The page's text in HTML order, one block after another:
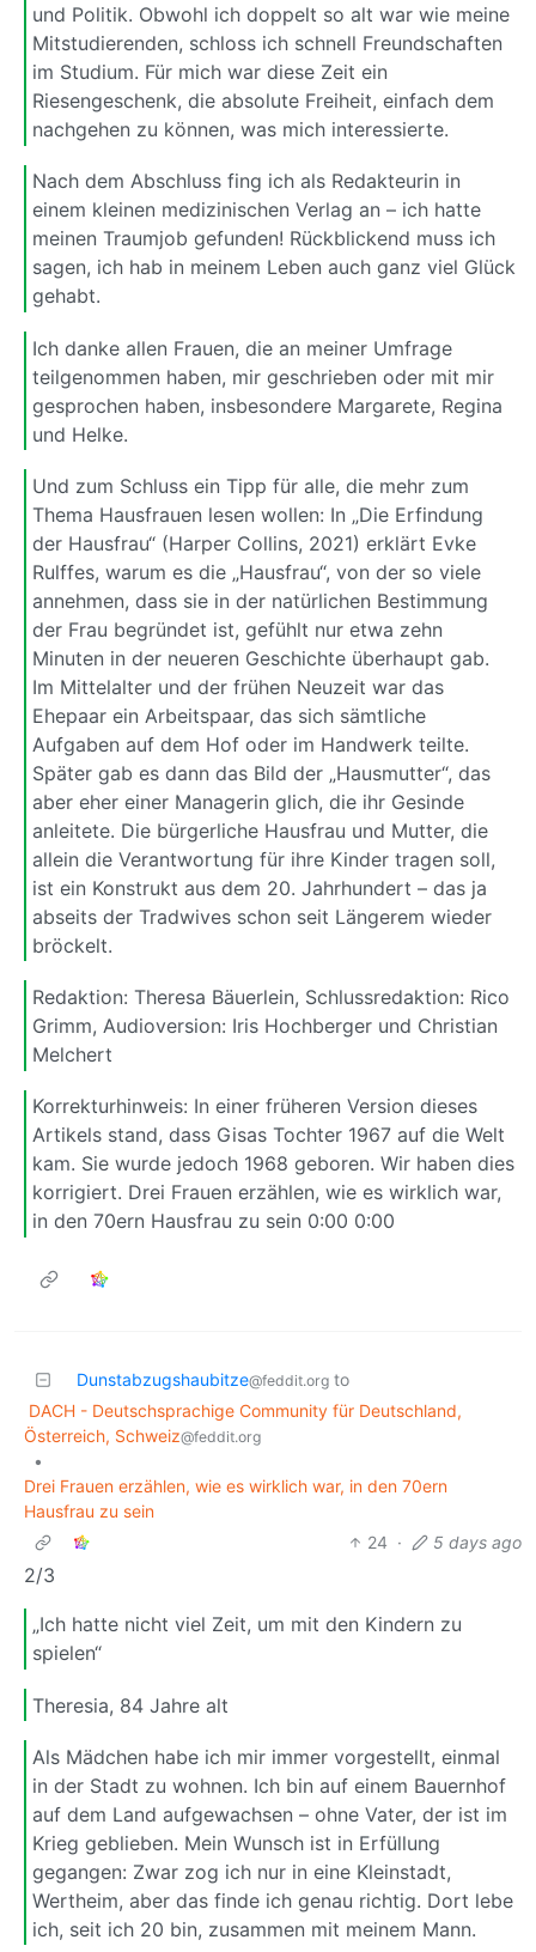
und Politik. Obwohl ich doppelt so alt war wie meine
Mitstudierenden, schloss ich schnell Freundschaften
im Studium. Für mich war diese Zeit ein
Riesengeschenk, die absolute Freiheit, einfach dem
nachgehen zu können, was mich interessierte.
Nach dem Abschluss fing ich als Redakteurin in
einem kleinen medizinischen Verlag an – ich hatte
meinen Traumjob gefunden! Rückblickend muss ich
sagen, ich hab in meinem Leben auch ganz viel Glück
gehabt.
Ich danke allen Frauen, die an meiner Umfrage
teilgenommen haben, mir geschrieben oder mit mir
gesprochen haben, insbesondere Margarete, Regina
und Helke.
Und zum Schluss ein Tipp für alle, die mehr zum
Thema Hausfrauen lesen wollen: In „Die Erfindung
der Hausfrau“ (Harper Collins, 2021) erklärt Evke
Rulffes, warum es die „Hausfrau“, von der so viele
annehmen, dass sie in der natürlichen Bestimmung
der Frau begründet ist, gefühlt nur etwa zehn
Minuten in der neueren Geschichte überhaupt gab.
Im Mittelalter und der frühen Neuzeit war das
Ehepaar ein Arbeitspaar, das sich sämtliche
Aufgaben auf dem Hof oder im Handwerk teilte.
Später gab es dann das Bild der „Hausmutter“, das
aber eher einer Managerin glich, die ihr Gesinde
anleitete. Die bürgerliche Hausfrau und Mutter, die
allein die Verantwortung für ihre Kinder tragen soll,
ist ein Konstrukt aus dem 20. Jahrhundert – das ja
abseits der Tradwives schon seit Längerem wieder
bröckelt.
Redaktion: Theresa Bäuerlein, Schlussredaktion: Rico
Grimm, Audioversion: Iris Hochberger und Christian
Melchert
Korrekturhinweis: In einer früheren Version dieses
Artikels stand, dass Gisas Tochter 1967 auf die Welt
kam. Sie wurde jedoch 1968 geboren. Wir haben dies
korrigiert. Drei Frauen erzählen, wie es wirklich war,
in den 70ern Hausfrau zu sein 0:00 0:00
Dunstabzugshaubitze@feddit.org to
DACH - Deutschsprachige Community für Deutschland,
Österreich, Schweiz@feddit.org
•
Drei Frauen erzählen, wie es wirklich war, in den 70ern
Hausfrau zu sein
24 · 5 days ago
2/3
„Ich hatte nicht viel Zeit, um mit den Kindern zu
spielen“
Theresia, 84 Jahre alt
Als Mädchen habe ich mir immer vorgestellt, einmal
in der Stadt zu wohnen. Ich bin auf einem Bauernhof
auf dem Land aufgewachsen – ohne Vater, der ist im
Krieg geblieben. Mein Wunsch ist in Erfüllung
gegangen: Zwar zog ich nur in eine Kleinstadt,
Wertheim, aber das finde ich genau richtig. Dort lebe
ich, seit ich 20 bin, zusammen mit meinem Mann.